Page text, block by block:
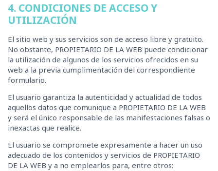
4. CONDICIONES DE ACCESO Y
UTILIZACIÓN
El sitio web y sus servicios son de acceso libre y gratuito.
No obstante, PROPIETARIO DE LA WEB puede condicionar
la utilización de algunos de los servicios ofrecidos en su
web a la previa cumplimentación del correspondiente
formulario.
El usuario garantiza la autenticidad y actualidad de todos
aquellos datos que comunique a PROPIETARIO DE LA WEB
y será el único responsable de las manifestaciones falsas o
inexactas que realice.
El usuario se compromete expresamente a hacer un uso
adecuado de los contenidos y servicios de PROPIETARIO
DE LA WEB y a no emplearlos para, entre otros: